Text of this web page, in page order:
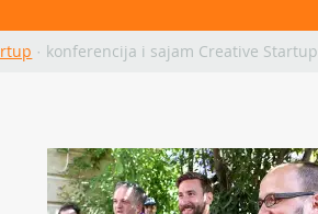
· konferencija i sajam Creative Startup